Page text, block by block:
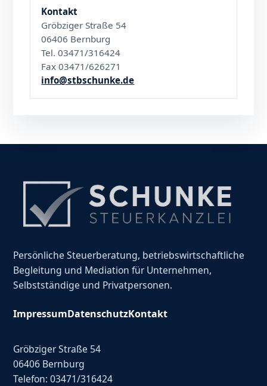
Kontakt
Gröbziger Straße 54
06406 Bernburg
Tel. 03471/316424
Fax 03471/626271
info@stbschunke.de
Persönliche Steuerberatung, betriebswirtschaftliche
Begleitung und Mediation für Unternehmen,
Selbstständige und Privatpersonen.
ImpressumDatenschutzKontakt
Gröbziger Straße 54
06406 Bernburg
Telefon: 03471/316424